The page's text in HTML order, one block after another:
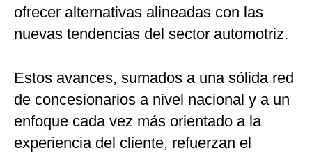
ofrecer alternativas alineadas con las
nuevas tendencias del sector automotriz.
Estos avances, sumados a una sólida red
de concesionarios a nivel nacional y a un
enfoque cada vez más orientado a la
experiencia del cliente, refuerzan el